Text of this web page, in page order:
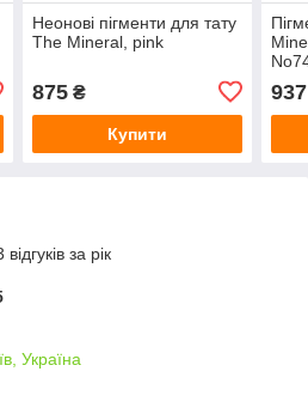
Неонові пігменти для тату
The Mineral, pink
875₴
Купити
за рік
Україна